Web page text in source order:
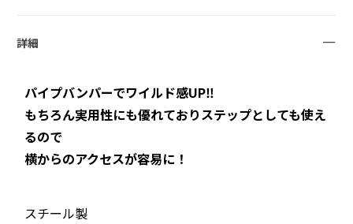
詳細
パイプバンパーでワイルド感UP‼
もちろん実用性にも優れておりステップとしても使え
るので
横からのアクセスが容易に！
スチール製